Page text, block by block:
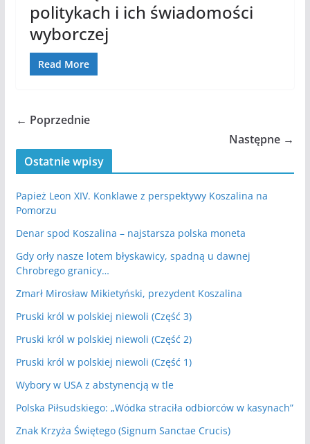
politykach i ich świadomości
wyborczej
Read More
← Poprzednie
Następne →
Ostatnie wpisy
Papież Leon XIV. Konklawe z perspektywy Koszalina na
Pomorzu
Denar spod Koszalina – najstarsza polska moneta
Gdy orły nasze lotem błyskawicy, spadną u dawnej
Chrobrego granicy…
Zmarł Mirosław Mikietyński, prezydent Koszalina
Pruski król w polskiej niewoli (Część 3)
Pruski król w polskiej niewoli (Część 2)
Pruski król w polskiej niewoli (Część 1)
Wybory w USA z abstynencją w tle
Polska Piłsudskiego: „Wódka straciła odbiorców w kasynach”
Znak Krzyża Świętego (Signum Sanctae Crucis)